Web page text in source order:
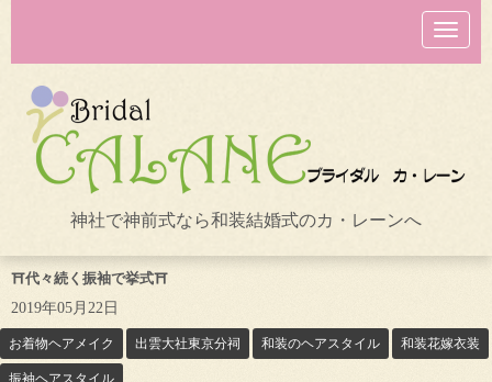
N
a
v
o
n
神社で神前式なら和装結婚式のカ・レーンへ
⛩代々続く振袖で挙式⛩
2019年05月22日
お着物ヘアメイク 出雲大社東京分祠 和装のヘアスタイル 和装花嫁衣装
振袖ヘアスタイル